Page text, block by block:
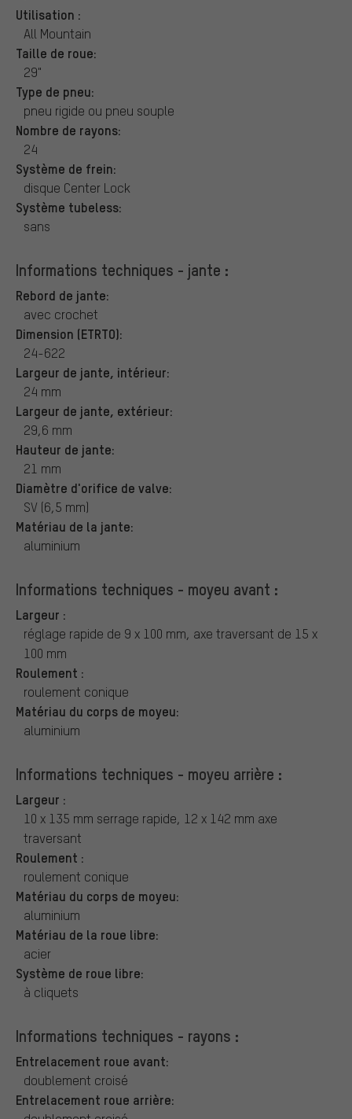
Utilisation :
All Mountain
Taille de roue:
29"
Type de pneu:
pneu rigide ou pneu souple
Nombre de rayons:
24
Système de frein:
disque Center Lock
Système tubeless:
sans
Informations techniques - jante :
Rebord de jante:
avec crochet
Dimension (ETRTO):
24-622
Largeur de jante, intérieur:
24 mm
Largeur de jante, extérieur:
29,6 mm
Hauteur de jante:
21 mm
Diamètre d'orifice de valve:
SV (6,5 mm)
Matériau de la jante:
aluminium
Informations techniques - moyeu avant :
Largeur :
réglage rapide de 9 x 100 mm, axe traversant de 15 x
100 mm
Roulement :
roulement conique
Matériau du corps de moyeu:
aluminium
Informations techniques - moyeu arrière :
Largeur :
10 x 135 mm serrage rapide, 12 x 142 mm axe
traversant
Roulement :
roulement conique
Matériau du corps de moyeu:
aluminium
Matériau de la roue libre:
acier
Système de roue libre:
à cliquets
Informations techniques - rayons :
Entrelacement roue avant:
doublement croisé
Entrelacement roue arrière: